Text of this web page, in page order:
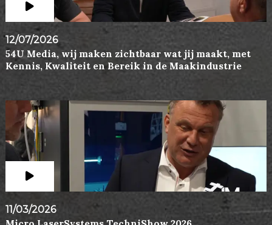
12/07/2026
54U Media, wij maken zichtbaar wat jij maakt, met
Kennis, Kwaliteit en Bereik in de Maakindustrie
11/03/2026